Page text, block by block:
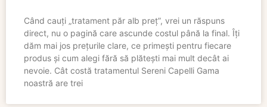
Când cauți „tratament păr alb preț”, vrei un răspuns
direct, nu o pagină care ascunde costul până la final. Îți
dăm mai jos prețurile clare, ce primești pentru fiecare
produs și cum alegi fără să plătești mai mult decât ai
nevoie. Cât costă tratamentul Sereni Capelli Gama
noastră are trei